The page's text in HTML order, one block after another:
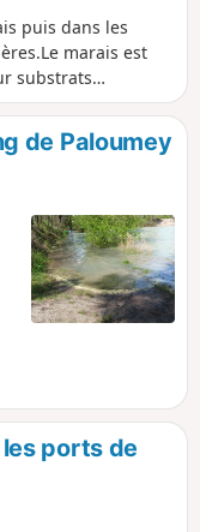
puis dans les
marais est
substrats
de saules,
pédonculés,
bois type aubépine,
d’été et d’iris
de Paloumey
ports de